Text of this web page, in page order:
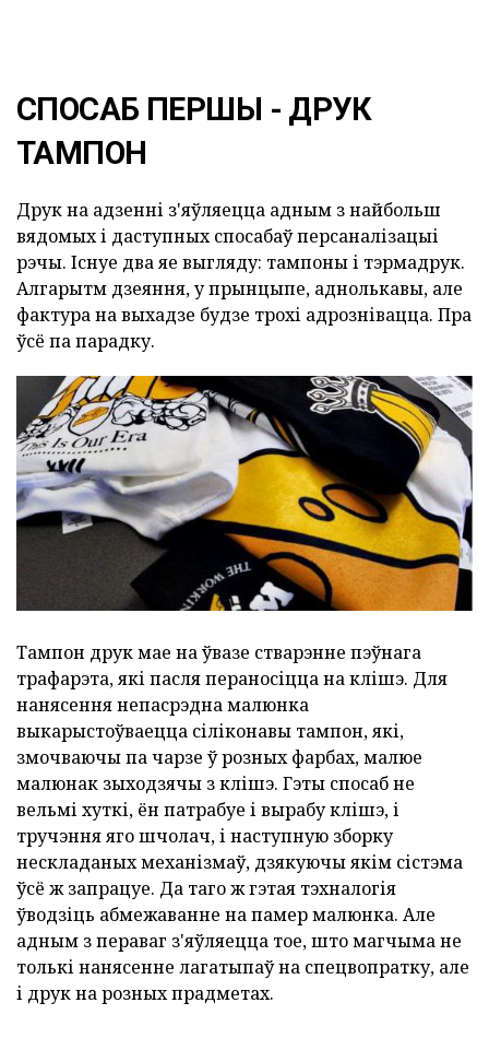
СПОСАБ ПЕРШЫ - ДРУК
ТАМПОН
Друк на адзенні з'яўляецца адным з найбольш
вядомых і даступных спосабаў персаналізацыі
рэчы. Існуе два яе выгляду: тампоны і тэрмадрук.
Алгарытм дзеяння, у прынцыпе, аднолькавы, але
фактура на выхадзе будзе трохі адрознівацца. Пра
ўсё па парадку.
Тампон друк мае на ўвазе стварэнне пэўнага
трафарэта, які пасля пераносіцца на клішэ. Для
нанясення непасрэдна малюнка
выкарыстоўваецца сіліконавы тампон, які,
змочваючы па чарзе ў розных фарбах, малюе
малюнак зыходзячы з клішэ. Гэты спосаб не
вельмі хуткі, ён патрабуе і вырабу клішэ, і
тручэння яго шчолач, і наступную зборку
нескладаных механізмаў, дзякуючы якім сістэма
ўсё ж запрацуе. Да таго ж гэтая тэхналогія
ўводзіць абмежаванне на памер малюнка. Але
адным з пераваг з'яўляецца тое, што магчыма не
толькі нанясенне лагатыпаў на спецвопратку, але
і друк на розных прадметах.